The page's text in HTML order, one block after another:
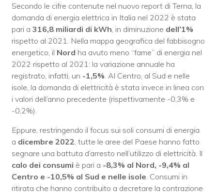
Secondo le cifre contenute nel nuovo report di Terna, la
domanda di energia elettrica in Italia nel 2022 è stata
pari a 316,8 miliardi di kWh, in diminuzione dell’1%
rispetto al 2021. Nella mappa geografica del fabbisogno
energetico, il Nord ha avuto meno “fame” di energia nel
2022 rispetto al 2021: la variazione annuale ha
registrato, infatti, un -1,5%. Al Centro, al Sud e nelle
isole, la domanda di elettricità è stata invece in linea con
i valori dell’anno precedente (rispettivamente -0,3% e
-0,2%).
Eppure, restringendo il focus sui soli consumi di energia
a dicembre 2022, tutte le aree del Paese hanno fatto
segnare una battuta d’arresto nell’utilizzo di elettricità. Il
calo dei consumi è pari a -8,3% al Nord, -9,4% al
Centro e -10,5% al Sud e nelle isole. Consumi in
ritirata che hanno contribuito a decretare la contrazione